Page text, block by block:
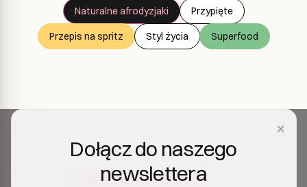
Naturalne afrodyzjaki Przypięte
Przepis na spritz Styl życia Superfood
✕
Dołącz do naszego
newslettera